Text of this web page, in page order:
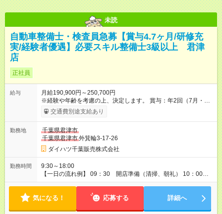
未読
自動車整備士・検査員急募【賞与4.7ヶ月/研修充
実/経験者優遇】必要スキル整備士3級以上 君津
店
正社員
給与
月給190,900円～250,700円
※経験や年齢を考慮の上、決定します。 賞与：年2回（7月・12
月）※2024年度4.7カ月 昇給：年1回（4月）
交通費別途支給あり
勤務地
千葉県君津市
千葉県君津市外箕輪3-17-26
ダイハツ千葉販売株式会社
勤務時間
9:30～18:00
【一日の流れ例】 09：30 開店準備（清掃、朝礼） 10：00
開店（作業開始） 12：00 昼休憩（１時間） 13：00 車検～
付け 19：00 明日の準備～退社 ※月の残業時間は平均約19時
気になる！ 応募する 詳細へ